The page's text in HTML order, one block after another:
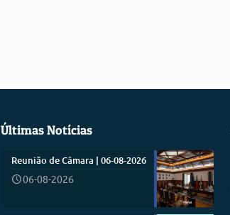
Últimas Notícias
Reunião de Câmara | 06-08-2026
06-08-2026